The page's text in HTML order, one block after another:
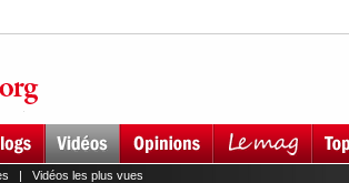
| Vidéos les plus vues